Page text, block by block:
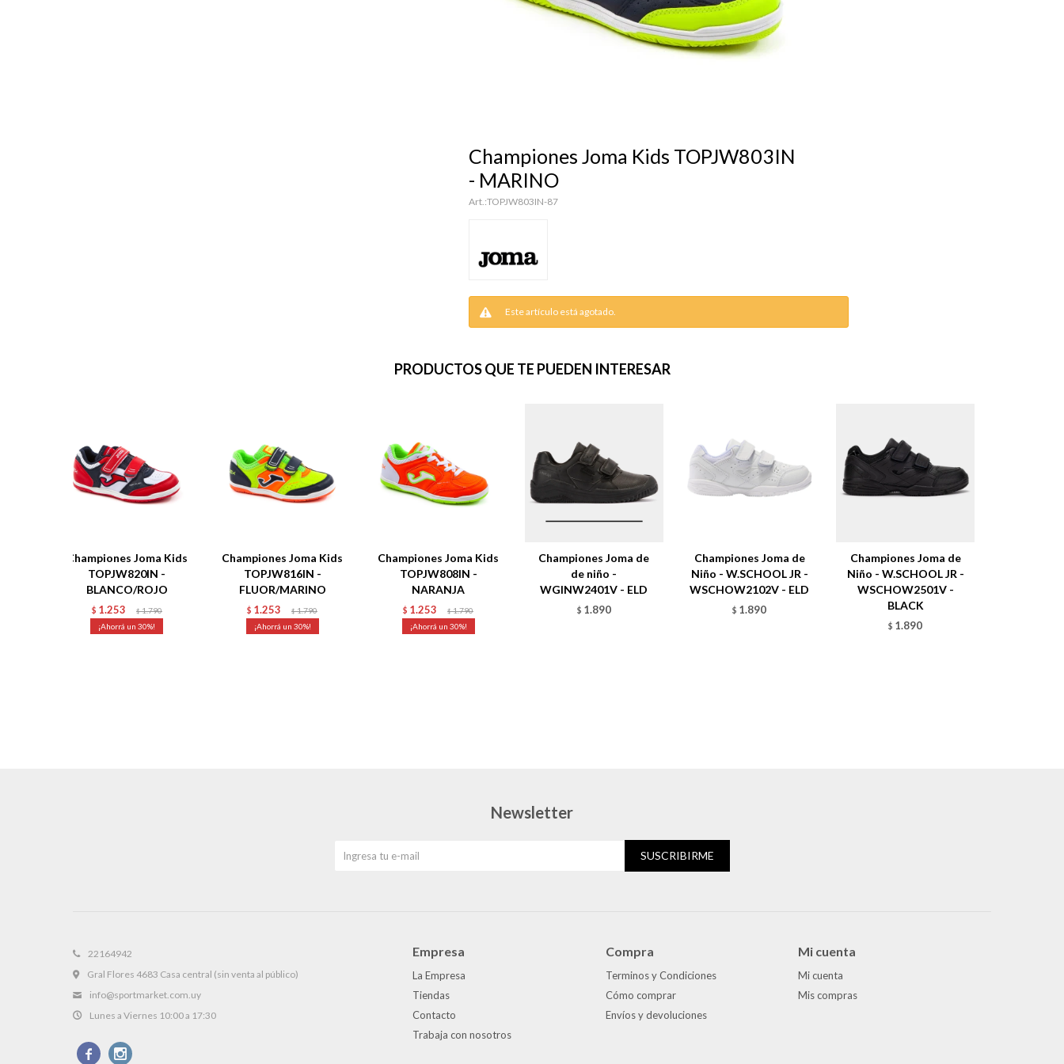
Championes Joma Kids TOPJW803IN
- MARINO
TOPJW803IN-87
Este artículo está agotado.
PRODUCTOS QUE TE PUEDEN INTERESAR
Championes Joma Kids
TOPJW820IN -
BLANCO/ROJO
$ 1.253 $ 1.790
30
Championes Joma Kids
TOPJW816IN -
FLUOR/MARINO
$ 1.253 $ 1.790
30
Championes Joma Kids
TOPJW808IN -
NARANJA
$ 1.253 $ 1.790
30
Championes Joma de
de niño -
WGINW2401V - ELD
$ 1.890
Championes Joma de
Niño - W.SCHOOL JR -
WSCHOW2102V - ELD
$ 1.890
Championes Joma de
Niño - W.SCHOOL JR -
WSCHOW2501V -
BLACK
$ 1.890
22164942
Gral Flores 4683 Casa central (sin venta al público)
info@sportmarket.com.uy
Lunes a Viernes 10:00 a 17:30
 
Empresa
La Empresa
Tiendas
Contacto
Trabaja con nosotros
Compra
Terminos y Condiciones
Cómo comprar
Envíos y devoluciones
Mi cuenta
Mi cuenta
Mis compras
Newsletter
SUSCRIBIRME